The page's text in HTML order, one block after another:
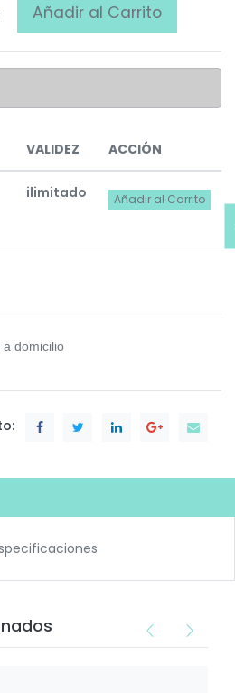
Añadir al Carrito
VALIDEZ ACCIÓN
ilimitado Añadir al Carrito
domicilio